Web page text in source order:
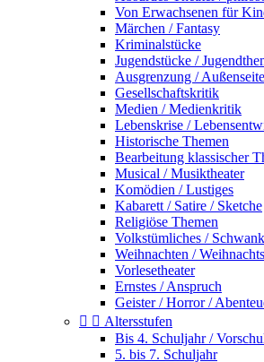
Von Erwachsenen für
Märchen / Fantasy
Kriminalstücke
Jugendstücke /
Ausgrenzung /
Gesellschaftskritik
Medien / Medienkritik
Lebenskrise /
Historische Themen
Bearbeitung klassischer
Musical / Musiktheater
Komödien / Lustiges
Kabarett / Satire / Sketche
Religiöse Themen
Volkstümliches / Schwank
Weihnachten /
Vorlesetheater
Ernstes / Anspruch
Geister / Horror /
  Altersstufen
Bis 4. Schuljahr /
5. bis 7. Schuljahr